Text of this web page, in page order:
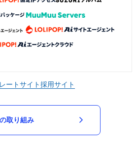
ートサイト採用サイト
取り組み